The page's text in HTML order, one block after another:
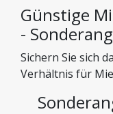
– von 2 lokalen
Günstige
-
Sichern Sie sich
Verhältnis für
Wir haben